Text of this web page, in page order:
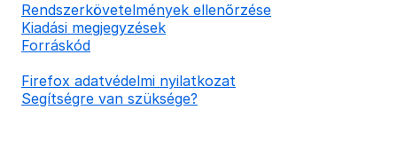
Rendszerkövetelmények ellenőrzése
Kiadási megjegyzések
Forráskód
Firefox adatvédelmi nyilatkozat
Segítségre van szüksége?